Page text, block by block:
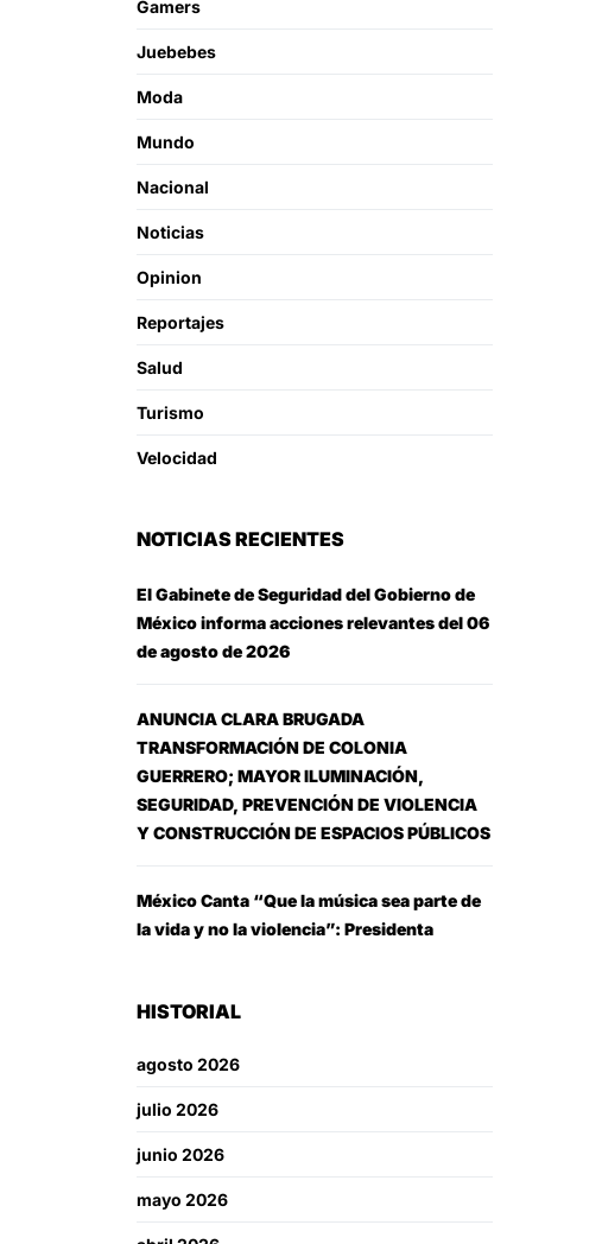
Gamers
Juebebes
Moda
Mundo
Nacional
Noticias
Opinion
Reportajes
Salud
Turismo
Velocidad
NOTICIAS RECIENTES
El Gabinete de Seguridad del Gobierno de
México informa acciones relevantes del 06
de agosto de 2026
ANUNCIA CLARA BRUGADA
TRANSFORMACIÓN DE COLONIA
GUERRERO; MAYOR ILUMINACIÓN,
SEGURIDAD, PREVENCIÓN DE VIOLENCIA
Y CONSTRUCCIÓN DE ESPACIOS PÚBLICOS
México Canta “Que la música sea parte de
la vida y no la violencia”: Presidenta
HISTORIAL
agosto 2026
julio 2026
junio 2026
mayo 2026